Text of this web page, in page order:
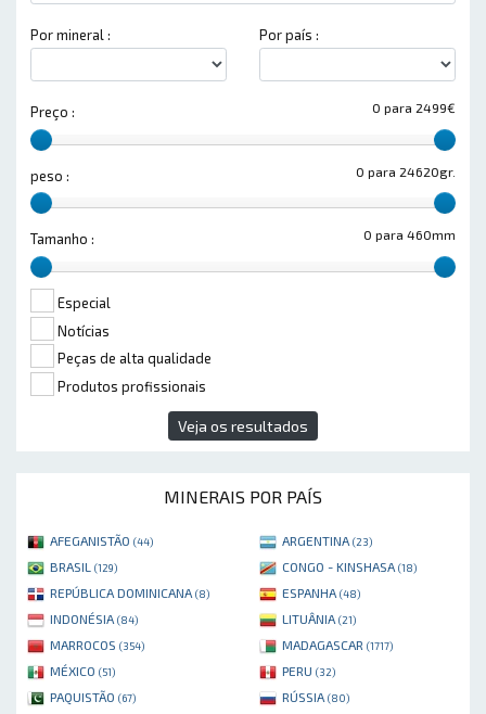
Por mineral : Por país :
0 para 2499€
Preço :
0 para 24620gr.
peso :
0 para 460mm
Tamanho :
Especial
Notícias
Peças de alta qualidade
Produtos profissionais
Veja os resultados
MINERAIS POR PAÍS
AFEGANISTÃO (44) ARGENTINA (23)
BRASIL (129) CONGO - KINSHASA (18)
REPÚBLICA DOMINICANA (8) ESPANHA (48)
INDONÉSIA (84) LITUÂNIA (21)
MARROCOS (354) MADAGASCAR (1717)
MÉXICO (51) PERU (32)
PAQUISTÃO (67) RÚSSIA (80)